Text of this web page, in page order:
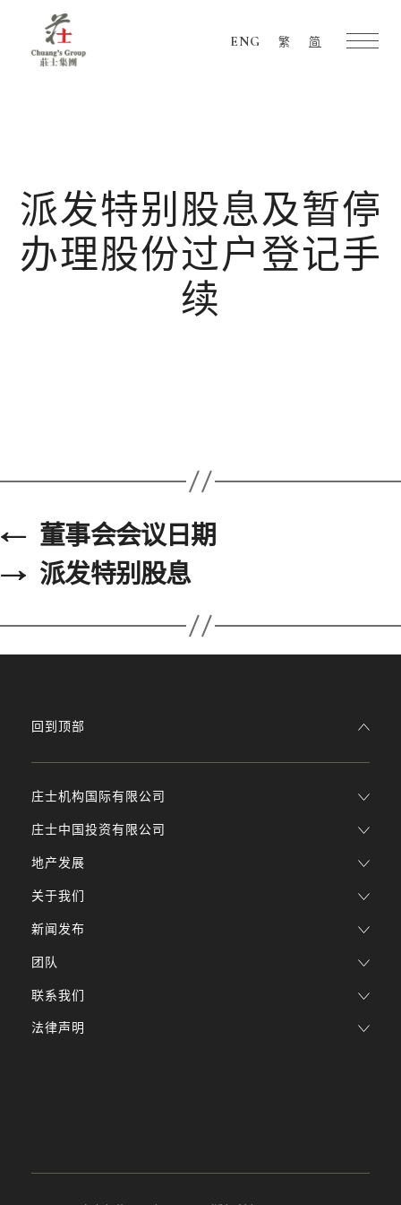
ENG 繁 简
派发特别股息及暂停
办理股份过户登记手
续
← 董事会会议日期
→ 派发特别股息
庄士机构国际有限公司
庄士中国投资有限公司
地产发展
关于我们
新闻发布
团队
回到顶部
联系我们
法律声明